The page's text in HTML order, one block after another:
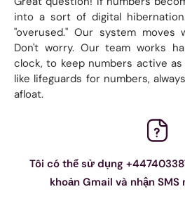
into a sort of digital
"overused." Our system moves
Don't worry. Our team works
clock, to keep numbers active as
like lifeguards for numbers,
afloat.
Tôi có thể sử dụng
khoản Gmail và nhận